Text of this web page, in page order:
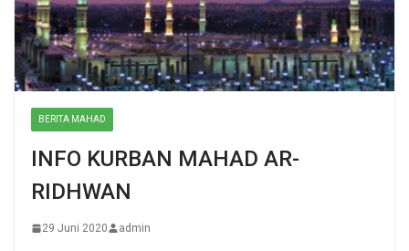
BERITA MAHAD
INFO KURBAN MAHAD AR-
RIDHWAN
29 Juni 2020 admin